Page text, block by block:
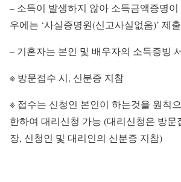
– 소득이 발생하지 않아 소득금액증명
우에는 ‘사실증명원(신고사실없음)’ 제출
– 기혼자는 본인 및 배우자의 소득증빙
※ 방문접수 시, 신분증 지참
※ 접수는 신청인 본인이 하는것을 원칙
한하여 대리신청 가능 (대리신청은 방문
장, 신청인 및 대리인의 신분증 지참)